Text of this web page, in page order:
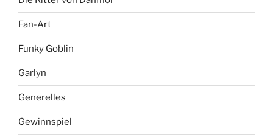
Fan-Art
Funky Goblin
Garlyn
Generelles
Gewinnspiel